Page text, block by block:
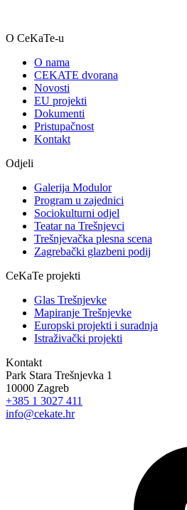
O CeKaTe-u
O nama
CEKATE dvorana
Novosti
EU projekti
Dokumenti
Pristupačnost
Kontakt
Odjeli
Galerija Modulor
Program u zajednici
Sociokulturni odjel
Teatar na Trešnjevci
Trešnjevačka plesna scena
Zagrebački glazbeni podij
CeKaTe projekti
Glas Trešnjevke
Mapiranje Trešnjevke
Europski projekti i suradnja
Istraživački projekti
Kontakt
Park Stara Trešnjevka 1
10000 Zagreb
+385 1 3027 411
info@cekate.hr